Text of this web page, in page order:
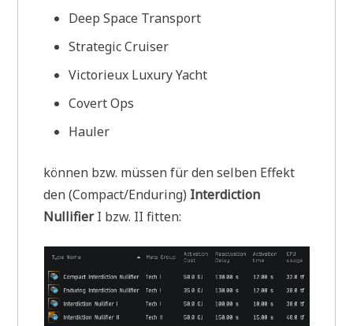
Deep Space Transport
Strategic Cruiser
Victorieux Luxury Yacht
Covert Ops
Hauler
können bzw. müssen für den selben Effekt
den (Compact/Enduring) Interdiction
NullifierI bzw. II fitten: